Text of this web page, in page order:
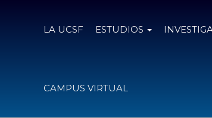
LA UCSF ESTUDIOS
CAMPUS VIRTUAL